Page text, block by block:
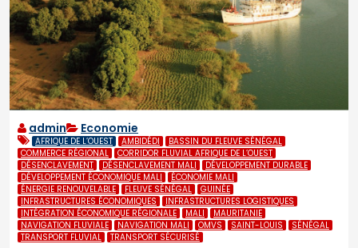
admin Economie
AFRIQUE DE L’OUEST AMBIDÉDI
BASSIN DU FLEUVE SÉNÉGAL
COMMERCE RÉGIONAL
CORRIDOR FLUVIAL AFRIQUE DE L’OUEST
DÉSENCLAVEMENT
DÉSENCLAVEMENT MALI
DÉVELOPPEMENT DURABLE
DÉVELOPPEMENT ÉCONOMIQUE MALI
ÉCONOMIE MALI
ÉNERGIE RENOUVELABLE
FLEUVE SÉNÉGAL
GUINÉE
INFRASTRUCTURES ÉCONOMIQUES
INFRASTRUCTURES LOGISTIQUES
INTÉGRATION ÉCONOMIQUE RÉGIONALE
MALI
MAURITANIE
NAVIGATION FLUVIALE
NAVIGATION MALI OMVS SAINT-LOUIS
SÉNÉGAL
TRANSPORT FLUVIAL
TRANSPORT SÉCURISÉ